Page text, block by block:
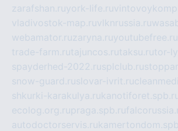
zarafshan.ruyork-life.ru
vladivostok-map.ruvlknrussia.ru
webamator.ruzaryna.ruyoutubefree.ru
trade-farm.rutajuncos.rutaksu.rutor-
spayderhed-2022.rusplclub.ru
snow-guard.ruslovar-ivrit.ru
shkurki-karakulya.ru
ecolog.org.rupraga.spb.ru
autodoctorservis.ru